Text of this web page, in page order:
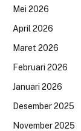
Mei 2026
April 2026
Maret 2026
Februari 2026
Januari 2026
Desember 2025
November 2025